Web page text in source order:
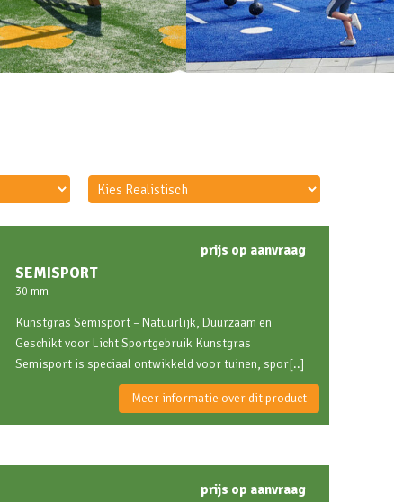
SEMISPORT
30 mm
prijs op aanvraag
Kunstgras Semisport – Natuurlijk, Duurzaam en
Geschikt voor Licht Sportgebruik Kunstgras
Semisport is speciaal ontwikkeld voor tuinen, spor[..]
Meer informatie over dit product
prijs op aanvraag